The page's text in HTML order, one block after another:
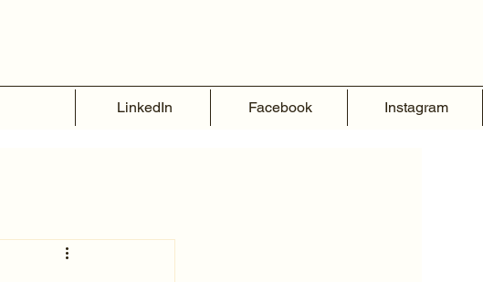
LinkedIn Facebook Instagram